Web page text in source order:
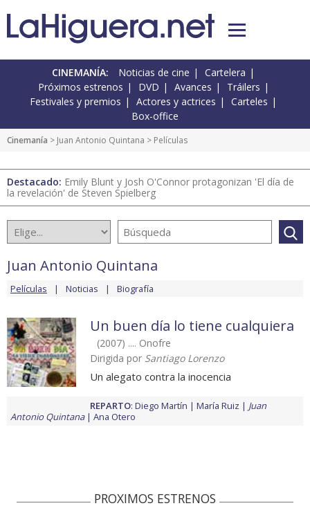
CINEMANÍA: Noticias de cine
Cartelera
Próximos estrenos
DVD Avances
Tráilers
Festivales y premios
Actores y actrices
Carteles
Box-office
Cinemanía > Juan Antonio Quintana > Películas
Destacado: Emily Blunt y Josh O'Connor protagonizan 'El día de
la revelación' de Steven Spielberg
Juan Antonio Quintana
Películas Noticias Biografía
Un buen día lo tiene cualquiera
(2007) .... Onofre
Dirigida por Santiago Lorenzo
Un alegato contra la inocencia
REPARTO: Diego Martín María Ruiz
Juan
Antonio Quintana
Ana Otero
PROXIMOS ESTRENOS